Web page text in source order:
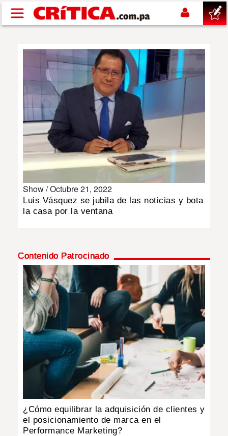
Pasar al contenido principal
NACIONAL
SHOW
DEPORTES
MULTIMEDIA
IMPRESO
Show /Octubre 21, 2022
Luis Vásquez se jubila de las noticias y bota
la casa por la ventana
Contenido Patrocinado
¿Cómo equilibrar la adquisición de clientes y
el posicionamiento de marca en el
Performance Marketing?